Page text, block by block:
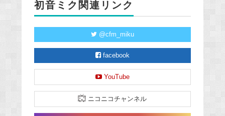
初音ミク関連リンク
@cfm_miku
facebook
YouTube
ニコニコチャンネル